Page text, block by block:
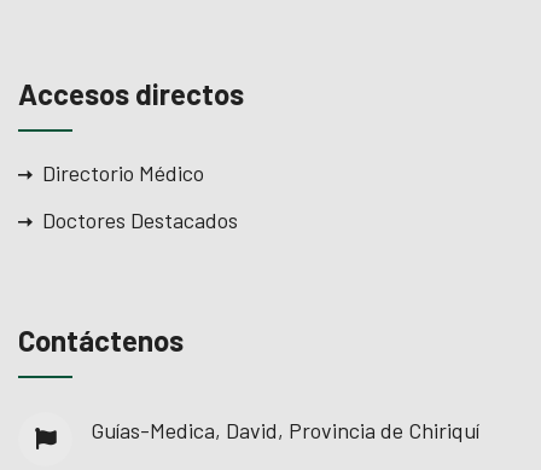
Accesos directos
Directorio Médico
Doctores Destacados
Contáctenos
Guías-Medica, David, Provincia de Chiriquí